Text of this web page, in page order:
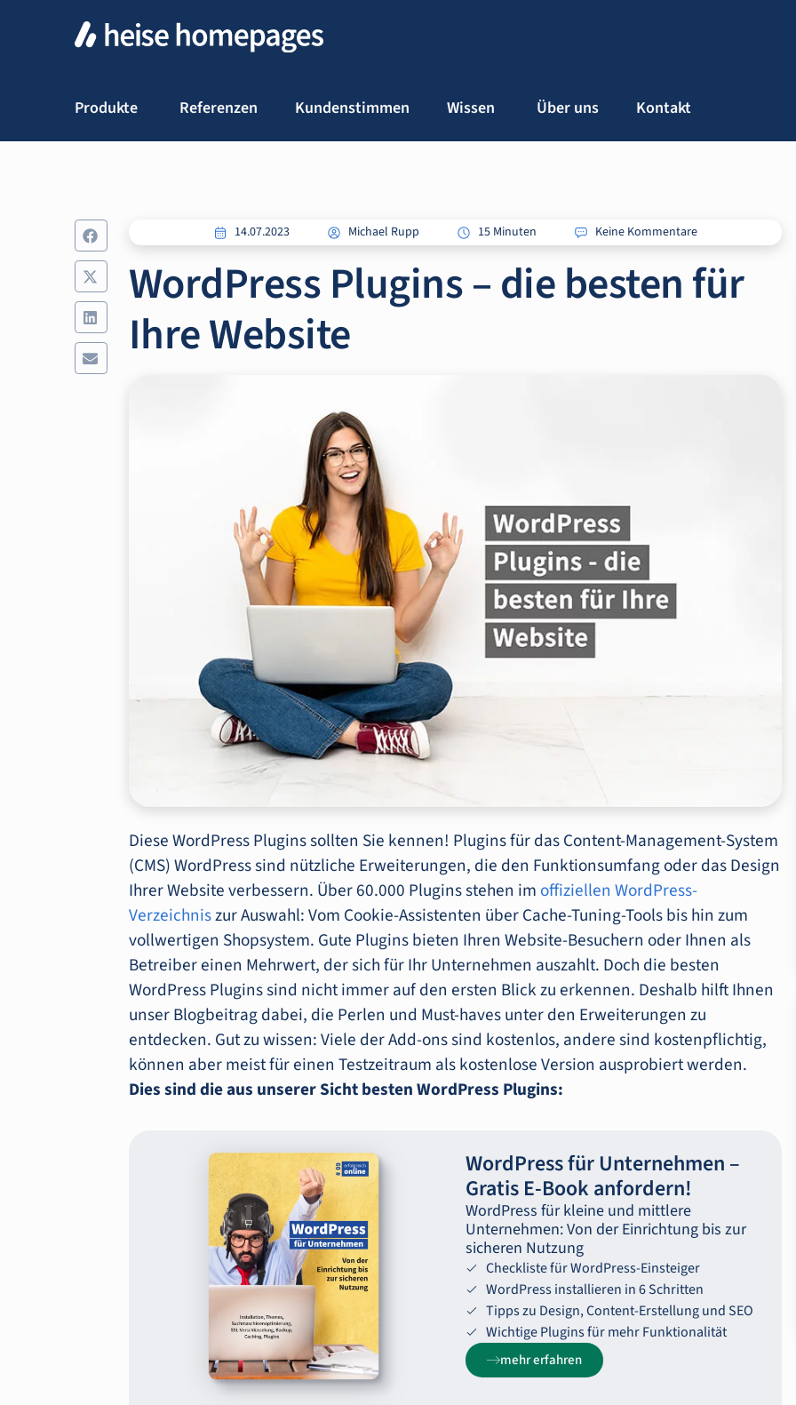
Produkte Referenzen Kundenstimmen Wissen Über uns Kontakt
14.07.2023 Michael Rupp 15 Minuten Keine Kommentare
WordPress Plugins – die besten für
Ihre Website
Diese WordPress Plugins sollten Sie kennen! Plugins für das Content-Management-System
(CMS) WordPress sind nützliche Erweiterungen, die den Funktionsumfang oder das Design
Ihrer Website verbessern. Über 60.000 Plugins stehen im offiziellen WordPress-
Verzeichniszur Auswahl: Vom Cookie-Assistenten über Cache-Tuning-Tools bis hin zum
vollwertigen Shopsystem. Gute Plugins bieten Ihren Website-Besuchern oder Ihnen als
Betreiber einen Mehrwert, der sich für Ihr Unternehmen auszahlt. Doch die besten
WordPress Plugins sind nicht immer auf den ersten Blick zu erkennen. Deshalb hilft Ihnen
unser Blogbeitrag dabei, die Perlen und Must-haves unter den Erweiterungen zu
entdecken. Gut zu wissen: Viele der Add-ons sind kostenlos, andere sind kostenpflichtig,
können aber meist für einen Testzeitraum als kostenlose Version ausprobiert werden.
Dies sind die aus unserer Sicht besten WordPress Plugins:
WordPress für Unternehmen –
Gratis E-‍Book anfordern!
WordPress für kleine und mittlere
Unternehmen: Von der Einrichtung bis zur
sicheren Nutzung
Checkliste für WordPress-Einsteiger
WordPress installieren in 6 Schritten
Tipps zu Design, Content-Erstellung und SEO
Wichtige Plugins für mehr Funktionalität
mehr erfahren